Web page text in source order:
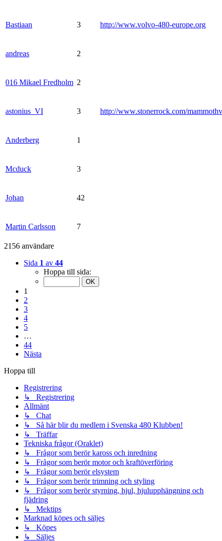
Bastiaan 3 http://www.volvo-480-europe.org
andreas 2
016 Mikael Fredholm 2
astonius_VI 3 http://www.stonerrock.com/
Anderberg 1
Mcduck 3
Johan 42
Martin Carlsson 7
2156 användare
Sida 1 av 44
Hoppa till sida:
1
2
3
4
5
…
44
Nästa
Hoppa till
Registrering
↳ Registrering
Allmänt
↳ Chat
↳ Så här blir du medlem i Svenska 480 Klubben!
↳ Träffar
Tekniska frågor (Oraklet)
↳ Frågor som berör kaross och inredning
↳ Frågor som berör motor och kraftöverföring
↳ Frågor som berör elsystem
↳ Frågor som berör trimning och styling
↳ Frågor som berör styrning, hjul, hjulupphängning och
fjädring
↳ Mektips
Marknad köpes och säljes
↳ Köpes
↳ Säljes